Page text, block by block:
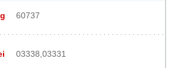
60737
03338,03331